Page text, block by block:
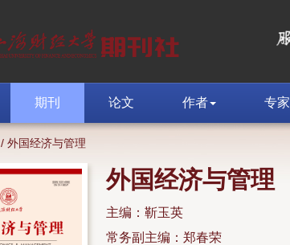
期刊 论文 作者 专家
/ 外国经济与管理
外国经济与管理
主编：靳玉英
常务副主编：郑春荣